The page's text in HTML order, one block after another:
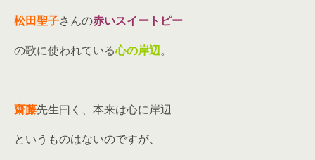
松田聖子さんの赤いスイートピー
の歌に使われている心の岸辺。
齋藤先生曰く、本来は心に岸辺
というものはないのですが、